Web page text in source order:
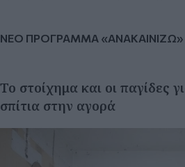
ΝΕΟ ΠΡΟΓΡΑΜΜΑ «ΑΝΑΚΑΙΝΙΖΩ»
Το στοίχημα και οι παγίδες
σπίτια στην αγορά